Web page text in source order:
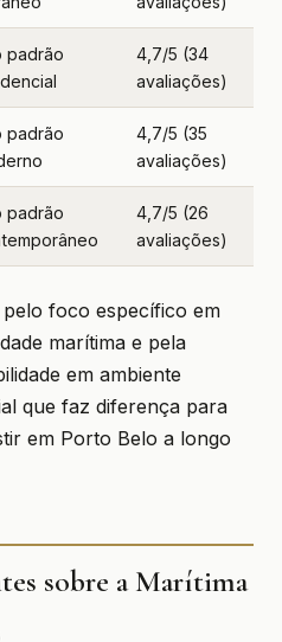
padrão
4,7/5 (34
avaliações)
padrão
4,7/5 (35
avaliações)
padrão
4,7/5 (26
avaliações)
foco específico em
marítima e pela
em ambiente
que faz diferença para
em Porto Belo a longo
sobre a Marítima